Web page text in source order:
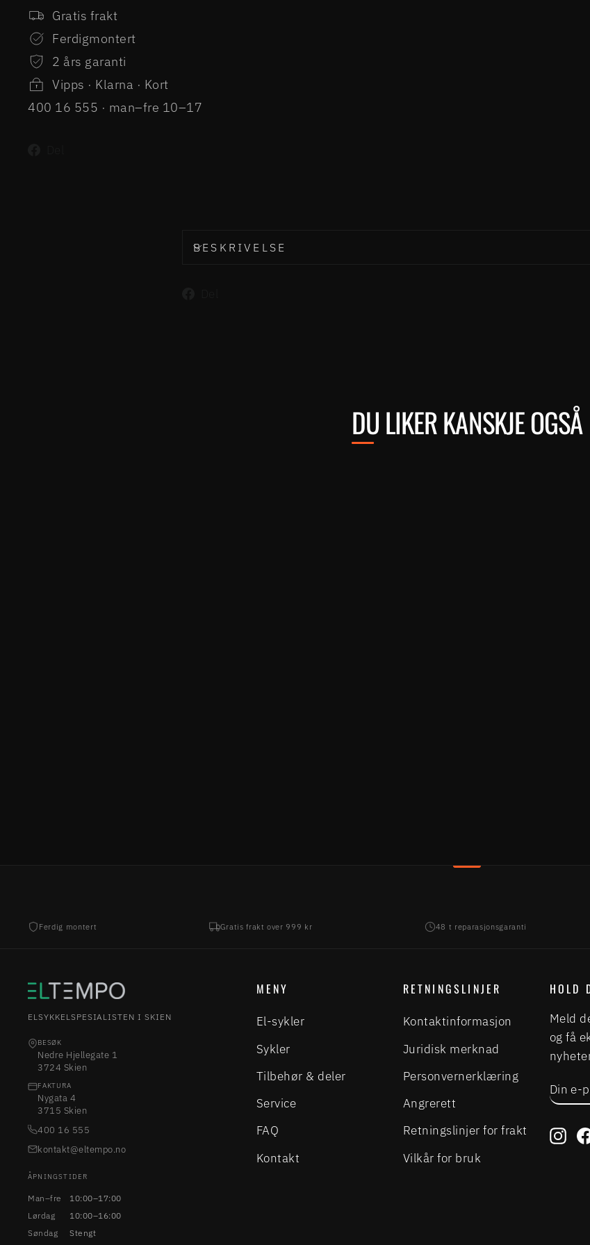
Gratis frakt
Ferdigmontert
2 års garanti
Vipps · Klarna · Kort
400 16 555 · man–fre 10–17
BESKRIVELSE
DU LIKER KANSKJE OGSÅ
Ferdig montert Gratis frakt over 999 kr 48 t reparasjonsgaranti
ELSYKKELSPESIALISTEN I SKIEN
BESØK
Nedre Hjellegate 1
3724 Skien
FAKTURA
Nygata 4
3715 Skien
400 16 555
kontakt@eltempo.no
ÅPNINGSTIDER
Man–fre
10:00–17:00
Lørdag
10:00–16:00
Søndag
Stengt
MENY
El-sykler
Sykler
Tilbehør & deler
Service
FAQ
Kontakt
RETNINGSLINJER
Kontaktinformasjon
Juridisk merknad
Personvernerklæring
Angrerett
Retningslinjer for frakt
Vilkår for bruk
HOLD
Meld
og få
DIN
E-